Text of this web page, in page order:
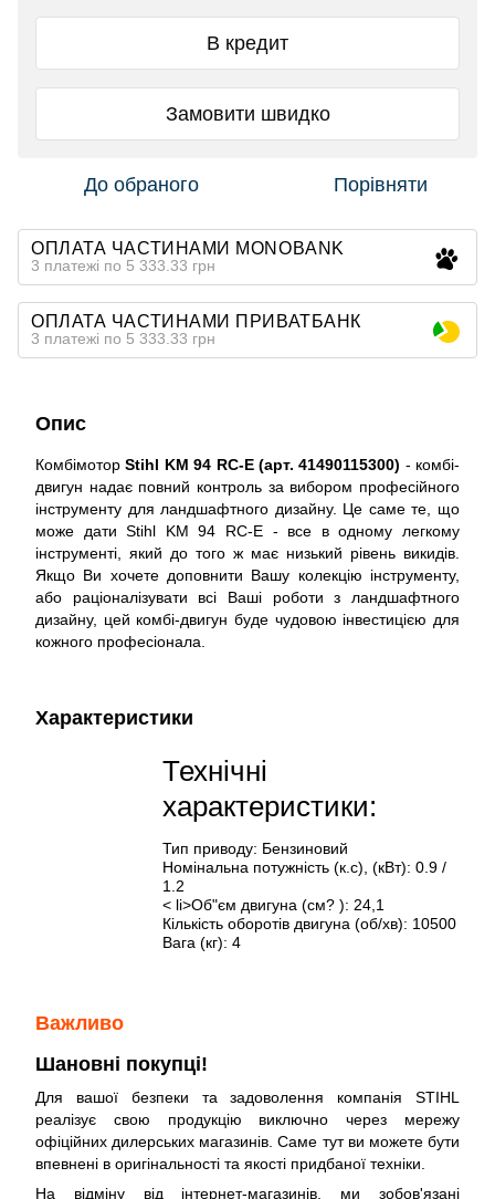
В кредит
Замовити швидко
До обраного Порівняти
ОПЛАТА ЧАСТИНАМИ MONOBANK
3 платежі по 5 333.33 грн
ОПЛАТА ЧАСТИНАМИ ПРИВАТБАНК
3 платежі по 5 333.33 грн
Опис
КомбімоторStihl KM 94 RC-E (арт. 41490115300) - комбі-
двигун надає повний контроль за вибором професійного
інструменту для ландшафтного дизайну. Це саме те, що
може дати Stihl KM 94 RC-E - все в одному легкому
інструменті, який до того ж має низький рівень викидів.
Якщо Ви хочете доповнити Вашу колекцію інструменту,
або раціоналізувати всі Ваші роботи з ландшафтного
дизайну, цей комбі-двигун буде чудовою інвестицією для
кожного професіонала.
Характеристики
Технічні
характеристики:
Тип приводу: Бензиновий
Номінальна потужність (к.с), (кВт): 0.9 /
1.2
< li>Об"єм двигуна (см? ): 24,1
Кількість оборотів двигуна (об/хв): 10500
Вага (кг): 4
Важливо
Шановні покупці!
Для вашої безпеки та задоволення компанія STIHL
реалізує свою продукцію виключно через мережу
офіційних дилерських магазинів. Саме тут ви можете бути
впевнені в оригінальності та якості придбаної техніки.
На відміну від інтернет-магазинів, ми зобов'язані